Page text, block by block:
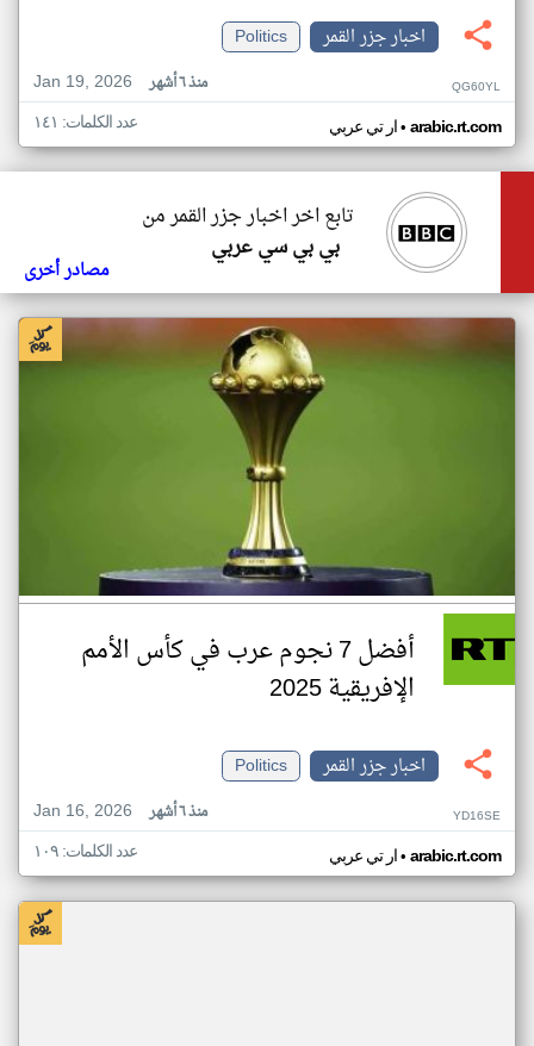
اخبار جزر القمر
Politics
Jan 19, 2026
منذ ٦ أشهر QG60YL
ار تي عربي• arabic.rt.com عدد الكلمات: ١٤١
تابع اخر اخبار جزر القمر من
بي بي سي عربي
مصادر أخرى
أفضل 7 نجوم عرب في كأس الأمم
الإفريقية 2025
اخبار جزر القمر
Politics
Jan 16, 2026
منذ ٦ أشهر YD16SE
ار تي عربي• arabic.rt.com عدد الكلمات: ١٠٩